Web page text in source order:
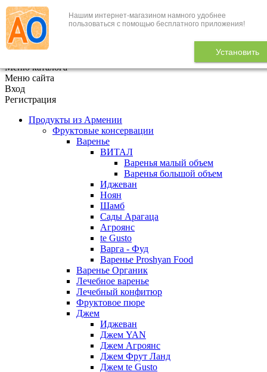
Нашим интернет-магазином намного удобнее
пользоваться с помощью бесплатного приложения!
Установить
+7 (495) 646-888-1
В корзине 0
Меню каталога
Меню сайта
Вход
Регистрация
Продукты из Армении
Фруктовые консервации
Варенье
ВИТАЛ
Варенья малый объем
Варенья большой объем
Иджеван
Ноян
Шамб
Сады Арагаца
Агроянс
te Gusto
Варга - Фуд
Варенье Proshyan Food
Варенье Органик
Лечебное варенье
Лечебный конфитюр
Фруктовое пюре
Джем
Иджеван
Джем YAN
Джем Агроянс
Джем Фрут Ланд
Джем te Gusto